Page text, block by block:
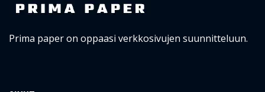
Prima paper on oppaasi verkkosivujen suunnitteluun.